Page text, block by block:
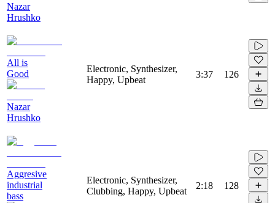
Nazar
Hrushko
All is
Good
Nazar
Hrushko
Electronic, Synthesizer,
Happy, Upbeat
3:37 126
Aggresive
industrial
bass
Electronic, Synthesizer,
Clubbing, Happy, Upbeat
2:18 128